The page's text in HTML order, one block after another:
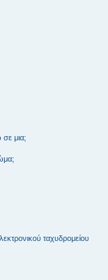
μια;
ταχυδρομείου